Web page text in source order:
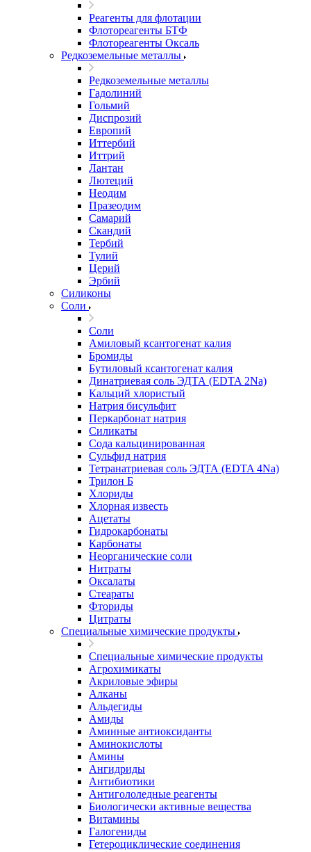
Реагенты для флотации
Флотореагенты БТФ
Флотореагенты Оксаль
Редкоземельные металлы
Редкоземельные металлы
Гадолиний
Гольмий
Диспрозий
Европий
Иттербий
Иттрий
Лантан
Лютеций
Неодим
Празеодим
Самарий
Скандий
Тербий
Тулий
Церий
Эрбий
Силиконы
Соли
Соли
Амиловый ксантогенат калия
Бромиды
Бутиловый ксантогенат калия
Динатриевая соль ЭДТА (EDTA 2Na)
Кальций хлористый
Натрия бисульфит
Перкарбонат натрия
Силикаты
Сода кальцинированная
Сульфид натрия
Тетранатриевая соль ЭДТА (EDTA 4Na)
Трилон Б
Хлориды
Хлорная известь
Ацетаты
Гидрокарбонаты
Карбонаты
Неорганические соли
Нитраты
Оксалаты
Стеараты
Фториды
Цитраты
Специальные химические продукты
Специальные химические продукты
Агрохимикаты
Акриловые эфиры
Алканы
Альдегиды
Амиды
Аминные антиоксиданты
Аминокислоты
Амины
Ангидриды
Антибиотики
Антигололедные реагенты
Биологически активные вещества
Витамины
Галогениды
Гетероциклические соединения